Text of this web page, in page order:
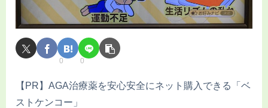
0 0
【PR】AGA治療薬を安心安全にネット購入できる「ベ
ストケンコー」